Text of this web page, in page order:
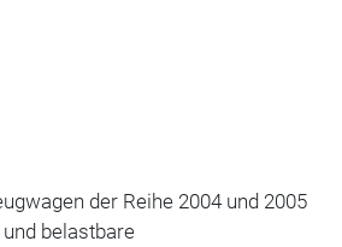
der Reihe 2004 und 2005
belastbare